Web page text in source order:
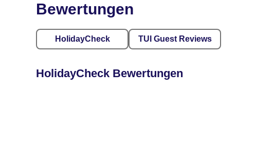
Bewertungen
HolidayCheck TUI Guest Reviews
HolidayCheck Bewertungen